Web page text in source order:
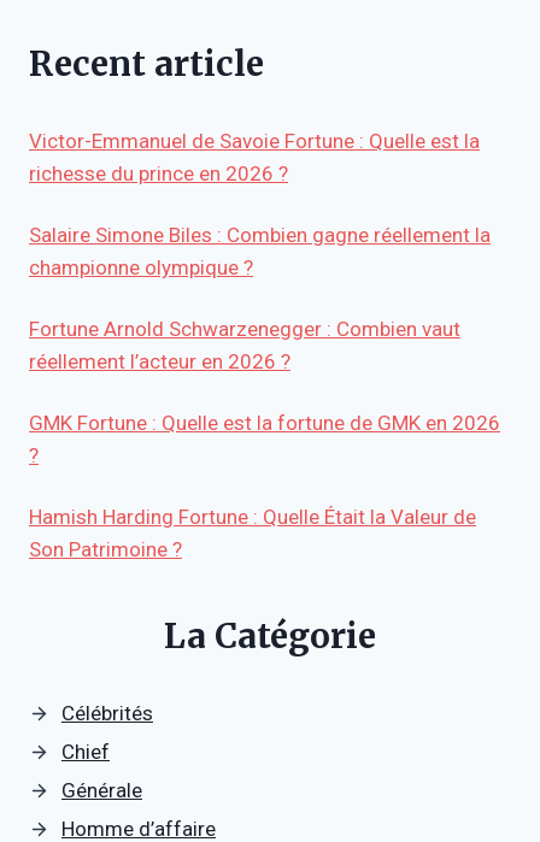
Recent article
Victor-Emmanuel de Savoie Fortune : Quelle est la
richesse du prince en 2026 ?
Salaire Simone Biles : Combien gagne réellement la
championne olympique ?
Fortune Arnold Schwarzenegger : Combien vaut
réellement l’acteur en 2026 ?
GMK Fortune : Quelle est la fortune de GMK en 2026
?
Hamish Harding Fortune : Quelle Était la Valeur de
Son Patrimoine ?
La Catégorie
Célébrités
Chief
Générale
Homme d’affaire